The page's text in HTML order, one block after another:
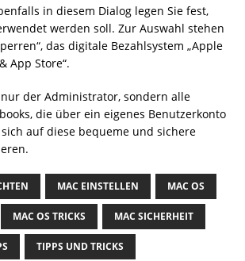
in diesem Dialog legen Sie fest,
werden soll. Zur Auswahl stehen
das digitale Bezahlsystem „Apple
App Store“.
der Administrator, sondern alle
die über ein eigenes Benutzerkonto
auf diese bequeme und sichere
MAC EINSTELLEN MAC OS
MAC OS TRICKS MAC SICHERHEIT
TIPPS UND TRICKS